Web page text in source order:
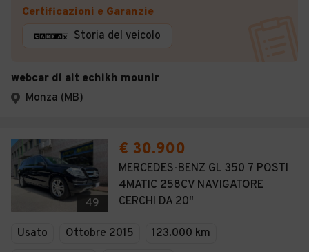
Certificazioni e Garanzie
Storia del veicolo
webcar di ait echikh mounir
Monza (MB)
49
€ 30.900
MERCEDES-BENZ GL 350 7 POSTI
4MATIC 258CV NAVIGATORE
CERCHI DA 20"
Usato Ottobre 2015 123.000 km